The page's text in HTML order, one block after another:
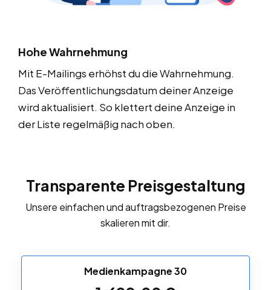
Hohe Wahrnehmung
Mit E-Mailings erhöhst du die Wahrnehmung.
Das Veröffentlichungsdatum deiner Anzeige
wird aktualisiert. So klettert deine Anzeige in
der Liste regelmäßig nach oben.
Transparente Preisgestaltung
Unsere einfachen und auftragsbezogenen Preise
skalieren mit dir.
Medienkampagne 30